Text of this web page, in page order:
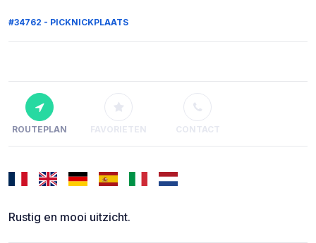
#34762 - PICKNICKPLAATS
ROUTEPLAN FAVORIETEN CONTACT
Rustig en mooi uitzicht.